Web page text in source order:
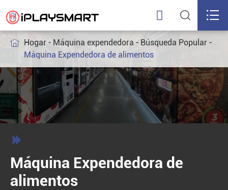
  
 Hogar Máquina expendedora
Búsqueda Popular
Máquina Expendedora de alimentos

Máquina Expendedora de
alimentos